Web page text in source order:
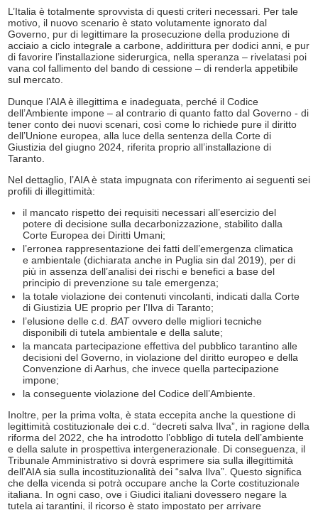
L’Italia è totalmente sprovvista di questi criteri necessari. Per tale
motivo, il nuovo scenario è stato volutamente ignorato dal
Governo, pur di legittimare la prosecuzione della produzione di
acciaio a ciclo integrale a carbone, addirittura per dodici anni, e pur
di favorire l’installazione siderurgica, nella speranza – rivelatasi poi
vana col fallimento del bando di cessione – di renderla appetibile
sul mercato.
Dunque l’AIA è illegittima e inadeguata, perché il Codice
dell’Ambiente impone – al contrario di quanto fatto dal Governo - di
tener conto dei nuovi scenari, così come lo richiede pure il diritto
dell’Unione europea, alla luce della sentenza della Corte di
Giustizia del giugno 2024, riferita proprio all’installazione di
Taranto.
Nel dettaglio, l’AIA è stata impugnata con riferimento ai seguenti sei
profili di illegittimità:
il mancato rispetto dei requisiti necessari all’esercizio del
potere di decisione sulla decarbonizzazione, stabilito dalla
Corte Europea dei Diritti Umani;
l’erronea rappresentazione dei fatti dell’emergenza climatica
e ambientale (dichiarata anche in Puglia sin dal 2019), per di
più in assenza dell’analisi dei rischi e benefici a base del
principio di prevenzione su tale emergenza;
la totale violazione dei contenuti vincolanti, indicati dalla Corte
di Giustizia UE proprio per l’Ilva di Taranto;
l’elusione delle c.d. BAT ovvero delle migliori tecniche
disponibili di tutela ambientale e della salute;
la mancata partecipazione effettiva del pubblico tarantino alle
decisioni del Governo, in violazione del diritto europeo e della
Convenzione di Aarhus, che invece quella partecipazione
impone;
la conseguente violazione del Codice dell’Ambiente.
Inoltre, per la prima volta, è stata eccepita anche la questione di
legittimità costituzionale dei c.d. “decreti salva Ilva”, in ragione della
riforma del 2022, che ha introdotto l’obbligo di tutela dell’ambiente
e della salute in prospettiva intergenerazionale. Di conseguenza, il
Tribunale Amministrativo si dovrà esprimere sia sulla illegittimità
dell’AIA sia sulla incostituzionalità dei “salva Ilva”. Questo significa
che della vicenda si potrà occupare anche la Corte costituzionale
italiana. In ogni caso, ove i Giudici italiani dovessero negare la
tutela ai tarantini, il ricorso è stato impostato per arrivare